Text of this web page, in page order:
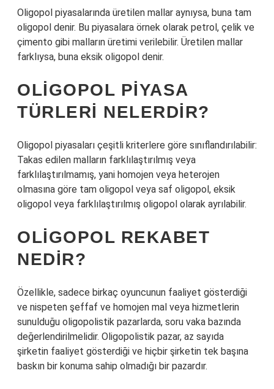
Oligopol piyasalarında üretilen mallar aynıysa, buna tam
oligopol denir. Bu piyasalara örnek olarak petrol, çelik ve
çimento gibi malların üretimi verilebilir. Üretilen mallar
farklıysa, buna eksik oligopol denir.
OLIGOPOL PIYASA
TÜRLERI NELERDIR?
Oligopol piyasaları çeşitli kriterlere göre sınıflandırılabilir:
Takas edilen malların farklılaştırılmış veya
farklılaştırılmamış, yani homojen veya heterojen
olmasına göre tam oligopol veya saf oligopol, eksik
oligopol veya farklılaştırılmış oligopol olarak ayrılabilir.
OLIGOPOL REKABET
NEDIR?
Özellikle, sadece birkaç oyuncunun faaliyet gösterdiği
ve nispeten şeffaf ve homojen mal veya hizmetlerin
sunulduğu oligopolistik pazarlarda, soru vaka bazında
değerlendirilmelidir. Oligopolistik pazar, az sayıda
şirketin faaliyet gösterdiği ve hiçbir şirketin tek başına
baskın bir konuma sahip olmadığı bir pazardır.